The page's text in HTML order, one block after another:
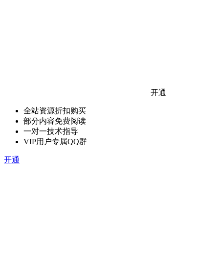
开通
全站资源折扣购买
部分内容免费阅读
一对一技术指导
VIP用户专属QQ群
开通